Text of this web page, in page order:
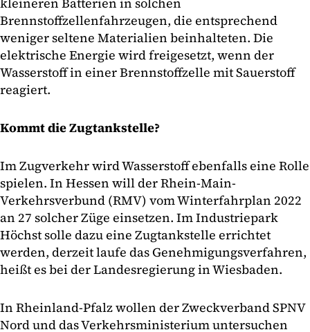
Brennstoffzellenfahrzeugen, die entsprechend
weniger seltene Materialien beinhalteten. Die
elektrische Energie wird freigesetzt, wenn der
Wasserstoff in einer Brennstoffzelle mit Sauerstoff
reagiert.
Kommt die Zugtankstelle?
Im Zugverkehr wird Wasserstoff ebenfalls eine Rolle
spielen. In Hessen will der Rhein-Main-
Verkehrsverbund (RMV) vom Winterfahrplan 2022
an 27 solcher Züge einsetzen. Im Industriepark
Höchst solle dazu eine Zugtankstelle errichtet
werden, derzeit laufe das Genehmigungsverfahren,
heißt es bei der Landesregierung in Wiesbaden.
In Rheinland-Pfalz wollen der Zweckverband SPNV
Nord und das Verkehrsministerium untersuchen